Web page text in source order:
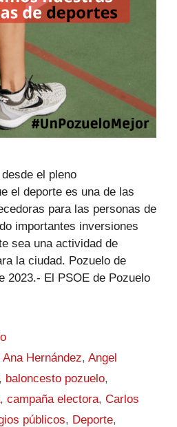
el pleno
el deporte es una de las
para las personas de
importantes inversiones
sea una actividad de
la ciudad. Pozuelo de
2023.- El PSOE de Pozuelo
Ana Hernández,Angel
, baloncesto pozuelo,
, campaña electora, Carlos
públicos, Deporte,